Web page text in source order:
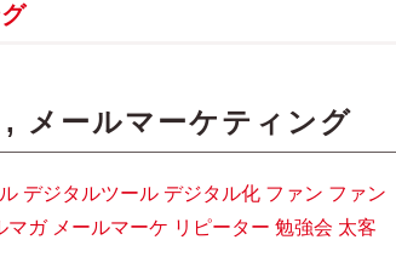
, メールマーケティング
デジタルツール デジタル化 ファン ファン
マガ メールマーケ リピーター 勉強会 太客